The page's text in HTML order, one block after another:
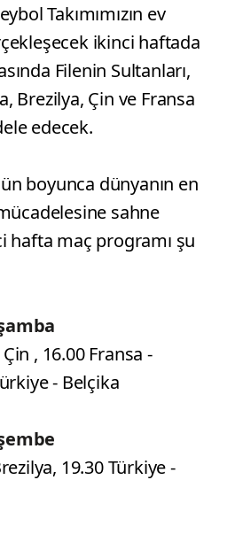
Takımımızın ev
ikinci haftada
Filenin Sultanları,
Brezilya, Çin ve Fransa
edecek.
boyunca dünyanın en
sahne
hafta maç programı şu
, 16.00 Fransa -
- Belçika
19.30 Türkiye -